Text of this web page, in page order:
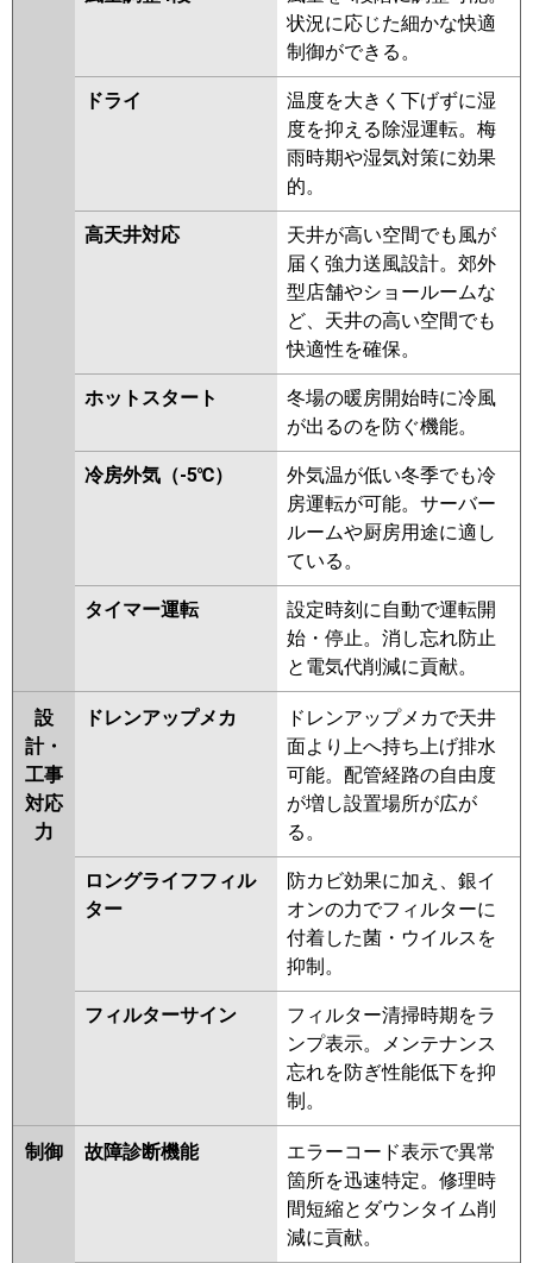
状況に応じた細かな快適
制御ができる。
ドライ
温度を大きく下げずに湿
度を抑える除湿運転。梅
雨時期や湿気対策に効果
的。
高天井対応
天井が高い空間でも風が
届く強力送風設計。郊外
型店舗やショールームな
ど、天井の高い空間でも
快適性を確保。
ホットスタート
冬場の暖房開始時に冷風
が出るのを防ぐ機能。
冷房外気（-5℃）
外気温が低い冬季でも冷
房運転が可能。サーバー
ルームや厨房用途に適し
ている。
タイマー運転
設定時刻に自動で運転開
始・停止。消し忘れ防止
と電気代削減に貢献。
設
計・
工事
対応
力
ドレンアップメカ
ドレンアップメカで天井
面より上へ持ち上げ排水
可能。配管経路の自由度
が増し設置場所が広が
る。
ロングライフフィル
ター
防カビ効果に加え、銀イ
オンの力でフィルターに
付着した菌・ウイルスを
抑制。
フィルターサイン
フィルター清掃時期をラ
ンプ表示。メンテナンス
忘れを防ぎ性能低下を抑
制。
制御 故障診断機能
エラーコード表示で異常
箇所を迅速特定。修理時
間短縮とダウンタイム削
減に貢献。